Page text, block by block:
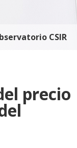
CSIR
precio